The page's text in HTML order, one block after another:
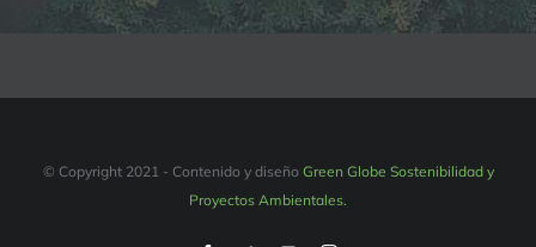
© Copyright 2021 - Contenido y diseño Green Globe Sostenibilidad y
Proyectos Ambientales.